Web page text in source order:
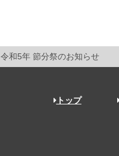
令和5年 節分祭のお知らせ
トップ